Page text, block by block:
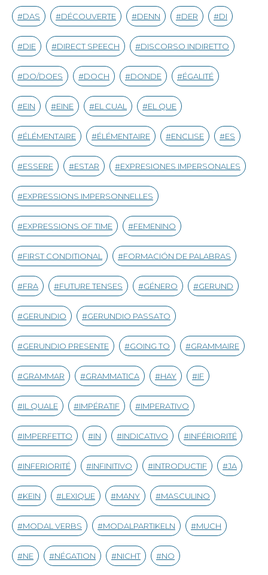
DAS DÉCOUVERTE DENN DER DI
DIE DIRECT SPEECH DISCORSO INDIRETTO
DO/DOES DOCH DONDE ÉGALITÉ
EIN EINE EL CUAL EL QUE
ÉLÉMENTAIRE ÉLÉMENTAIRE ENCLISE ES
ESSERE ESTAR EXPRESIONES IMPERSONALES
EXPRESSIONS IMPERSONNELLES
EXPRESSIONS OF TIME FEMENINO
FIRST CONDITIONAL FORMACIÓN DE PALABRAS
FRA FUTURE TENSES GÉNERO GERUND
GERUNDIO GERUNDIO PASSATO
GERUNDIO PRESENTE GOING TO GRAMMAIRE
GRAMMAR GRAMMATICA HAY IF
IL QUALE IMPÉRATIF IMPERATIVO
IMPERFETTO IN INDICATIVO INFÉRIORITÉ
INFERIORITÉ INFINITIVO INTRODUCTIF JA
KEIN LEXIQUE MANY MASCULINO
MODAL VERBS MODALPARTIKELN MUCH
NE NÉGATION NICHT NO